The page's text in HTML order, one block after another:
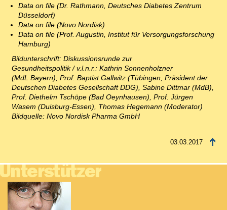
Data on file (Dr. Rathmann, Deutsches Diabetes Zentrum
Düsseldorf)
Data on file (Novo Nordisk)
Data on file (Prof. Augustin, Institut für Versorgungsforschung
Hamburg)
Bildunterschrift: Diskussionsrunde zur
Gesundheitspolitik / v.l.n.r.: Kathrin Sonnenholzner
(MdL Bayern), Prof. Baptist Gallwitz (Tübingen, Präsident der
Deutschen Diabetes Gesellschaft DDG), Sabine Dittmar (MdB),
Prof. Diethelm Tschöpe (Bad Oeynhausen), Prof. Jürgen
Wasem (Duisburg-Essen), Thomas Hegemann (Moderator)
Bildquelle: Novo Nordisk Pharma GmbH
03.03.2017